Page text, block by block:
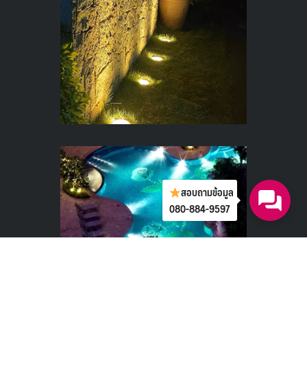
สอบถามข้อมูล
080-884-9597